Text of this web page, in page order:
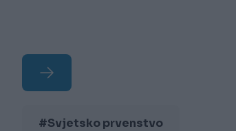
#Svjetsko prvenstvo